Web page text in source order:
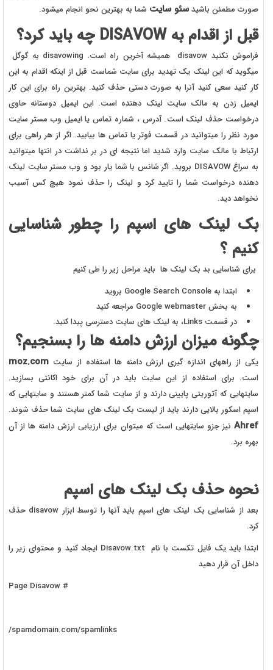
صورت مطمئن باشیدسئو سایت شما به بهترین نحو انجام میشود.
قبل از اقدام به DISAVOW چه باید کرد؟
فراموش نکنید disavow همیشه آخرین راه است. disavowing به گوگل
میگوید که این لینک یک تهدید برای سایت شماست قبل از اینکه اقدام به این
کار کنید سعی کنید آنرا به صورت دستی حذف کنید. بهترین راه برای این کار
ایمیل زدن به مالک سایت لینک دهنده است. این ایمیل دوستانه حاوی
درخواست حذف لینک است. آدرس ، شماره تماس یا ایمیل وب مستر سایت
مورد نظر را میتوانید در قسمت فوتر یا تماس ها بیابید. اگر از هر راهی برای
ارتباط با مالک سایت وارد شدید اما نتیجه ای در بر نداشت در انتها میتوانید
به سراغ DISAVOW بروید. اگر شانس با شما یار بود و وب مستر سایت لینک
دهنده درخواست شما را تایید کرد و لینک را حذف نمود هیچ کس آسیب
نخواهد دید.
بک لینک های اسپم را چطور شناسایی
کنیم ؟
برای شناسایی بد بک لینک ها باید مراحل زیر را طی کنیم
ابتدا به Google Search Console بروید
به بخش Google webmaster مراجعه کنید
در قسمت Links، به لینک های سایت دسترسی پیدا کنید.
چگونه میزان ارزش دامنه ها را بسنجیم؟
یکی از راههای اندازه گیری ارزش دامنه ها استفاده از سایت moz.com
است. برای استفاده از این سایت باید در آن برای خود اکانتی بسازید.
سایتهایی که آتوریتی پایینی دارند و از سایت شما کمتر هستند و سایتهایی که
اسپم اسکور بالایی دارند باید از لیست بک لینک های سایت شما حذف شوند.
Ahref نیز جزو سایتهایی است که میتوان برای ارزیابی ارزش دامنه ها از آن
بهره برد.
نحوه حذف بک لینک های اسپم
بعد از شناسایی بک لینک های اسپم باید آنها را توسط ابزار disavow حذف
کرد.
ابتدا باید یک فایل تکست با نام Disavow.txt ایجاد کنید و محتوای زیر را
داخل آن قرار دهید
# Page Disavow
spamdomain.com/spamlinks/